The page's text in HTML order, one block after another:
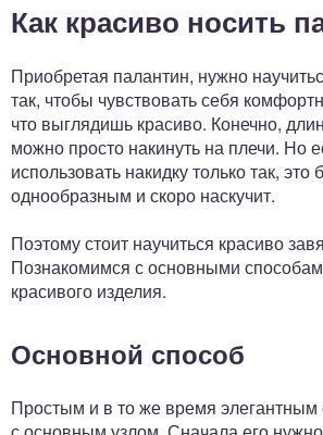
Как красиво носить
Приобретая палантин, нужно
так, чтобы чувствовать себя
что выглядишь красиво. Конечно,
можно просто накинуть на плечи. Но
использовать накидку только так, это
однообразным и скоро наскучит.
Поэтому стоит научиться красиво
Познакомимся с основными
красивого изделия.
Основной способ
Простым и в то же время